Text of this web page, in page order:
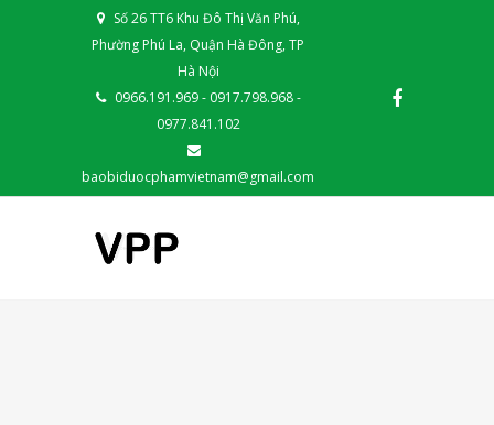
Số 26 TT6 Khu Đô Thị Văn Phú,
Phường Phú La, Quận Hà Đông, TP
Hà Nội
0966.191.969 - 0917.798.968 -
0977.841.102
baobiduocphamvietnam@gmail.com